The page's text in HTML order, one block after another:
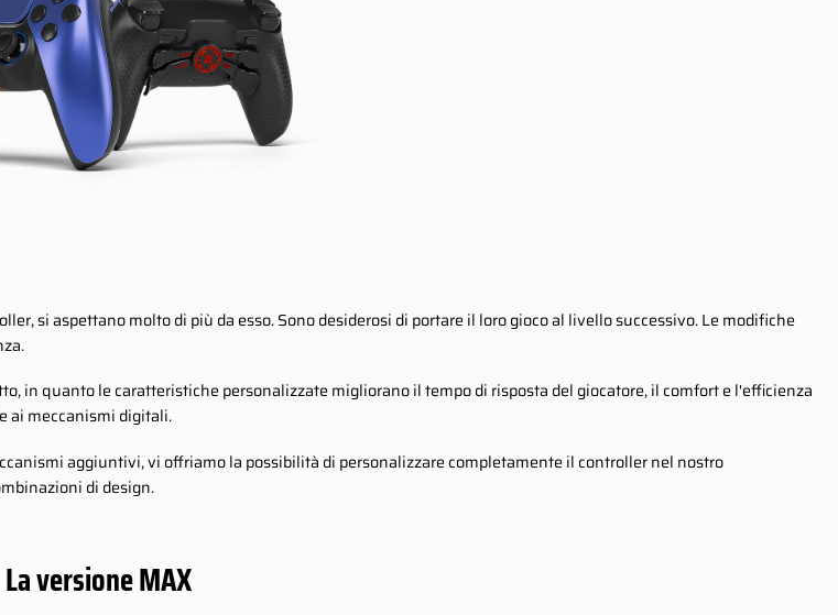
si aspettano molto di più da esso. Sono desiderosi di portare il loro gioco al livello successivo. Le modifiche
in quanto le caratteristiche personalizzate migliorano il tempo di risposta del giocatore, il comfort e l'efficienza
ai meccanismi digitali.
aggiuntivi, vi offriamo la possibilità di personalizzare completamente il controller nel nostro
di design.
La versione MAX